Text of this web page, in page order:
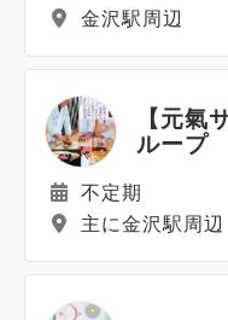
金沢駅周辺
【元氣
ループ
不定期
主に金沢駅周辺